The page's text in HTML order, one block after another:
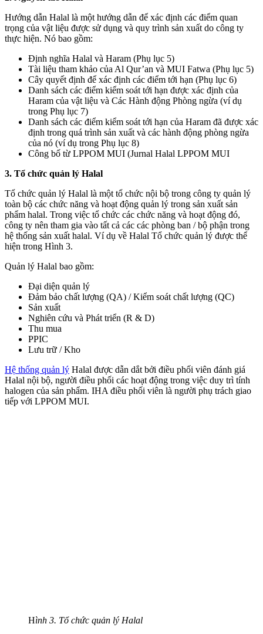
Hướng dẫn Halal là một hướng dẫn để xác định các điểm quan
trọng của vật liệu được sử dụng và quy trình sản xuất do công ty
thực hiện. Nó bao gồm:
Định nghĩa Halal và Haram (Phụ lục 5)
Tài liệu tham khảo của Al Qur’an và MUI Fatwa (Phụ lục 5)
Cây quyết định để xác định các điểm tới hạn (Phụ lục 6)
Danh sách các điểm kiểm soát tới hạn được xác định của
Haram của vật liệu và Các Hành động Phòng ngừa (ví dụ
trong Phụ lục 7)
Danh sách các điểm kiểm soát tới hạn của Haram đã được xác
định trong quá trình sản xuất và các hành động phòng ngừa
của nó (ví dụ trong Phụ lục 8)
Công bố từ LPPOM MUI (Jurnal Halal LPPOM MUI
3. Tổ chức quản lý Halal
Tổ chức quản lý Halal là một tổ chức nội bộ trong công ty quản lý
toàn bộ các chức năng và hoạt động quản lý trong sản xuất sản
phẩm halal. Trong việc tổ chức các chức năng và hoạt động đó,
công ty nên tham gia vào tất cả các các phòng ban / bộ phận trong
hệ thống sản xuất halal. Ví dụ về Halal Tổ chức quản lý được thể
hiện trong Hình 3.
Quản lý Halal bao gồm:
Đại diện quản lý
Đảm bảo chất lượng (QA) / Kiểm soát chất lượng (QC)
Sản xuất
Nghiên cứu và Phát triển (R & D)
Thu mua
PPIC
Lưu trữ / Kho
Hệ thống quản lý Halal được dẫn dắt bởi điều phối viên đánh giá
Halal nội bộ, người điều phối các hoạt động trong việc duy trì tính
halogen của sản phẩm. IHA điều phối viên là người phụ trách giao
tiếp với LPPOM MUI.
Hình 3. Tổ chức quản lý Halal